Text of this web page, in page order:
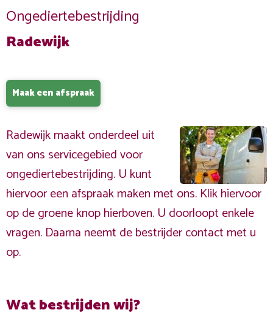
Ongediertebestrijding
Radewijk
Maak een afspraak
Radewijk maakt onderdeel uit
van ons servicegebied voor
ongediertebestrijding. U kunt
hiervoor een afspraak maken met ons. Klik hiervoor
op de groene knop hierboven. U doorloopt enkele
vragen. Daarna neemt de bestrijder contact met u
op.
Wat bestrijden wij?